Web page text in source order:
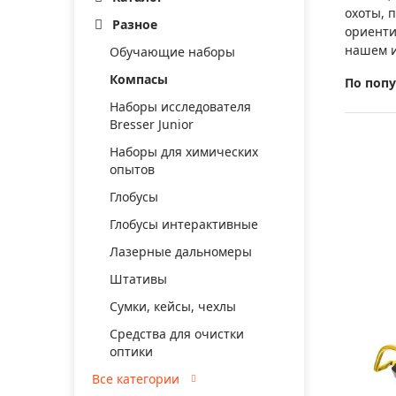
Приборы ночного видения
Тепловизоры
Фотогаджеты
Метеостанции, барометры, часы
Оптика для детей Levenhuk LabZZ
Астропланетарии
Подарки
Хиты продаж
Акции
видения
Разное
Обучающие наборы
Компасы
Наборы исследователя
Bresser Junior
Наборы для химических
опытов
Глобусы
Глобусы интерактивные
Лазерные дальномеры
Штативы
Сумки, кейсы, чехлы
Средства для очистки
оптики
Все категории
охоты,
нашем
По